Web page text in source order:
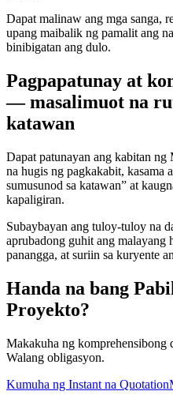
Dapat malinaw ang mga sanga,
upang maibalik ng pamalit ang
binibigatan ang dulo.
Pagpapatunay at
— masalimuot na
katawan
Dapat patunayan ang kabitan
na hugis ng pagkakabit, kasama
sumusunod sa katawan” at
kapaligiran.
Subaybayan ang tuloy-tuloy na
aprubadong guhit ang malayang
panangga, at suriin sa kuryente
Handa na bang
Proyekto?
Makakuha ng komprehensibong
Walang obligasyon.
Kumuha ng Instant na Quotation